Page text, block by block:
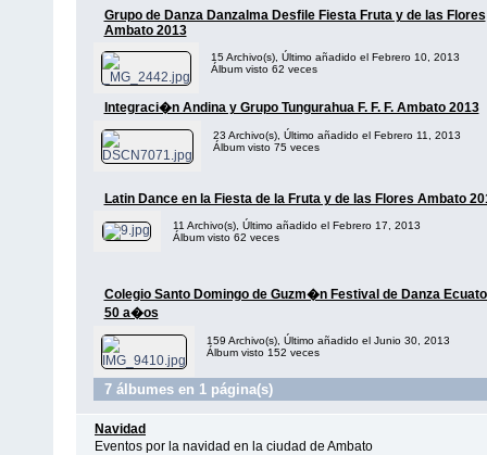
Grupo de Danza Danzalma Desfile Fiesta Fruta y de las Flores
Ambato 2013
15 Archivo(s), Último añadido el Febrero 10, 2013
Álbum visto 62 veces
Integraci�n Andina y Grupo Tungurahua F. F. F. Ambato 2013
23 Archivo(s), Último añadido el Febrero 11, 2013
Álbum visto 75 veces
Latin Dance en la Fiesta de la Fruta y de las Flores Ambato
11 Archivo(s), Último añadido el Febrero 17, 2013
Álbum visto 62 veces
Colegio Santo Domingo de Guzm�n Festival de Danza
50 a�os
159 Archivo(s), Último añadido el Junio 30, 2013
Álbum visto 152 veces
7 álbumes en 1 página(s)
Navidad
Eventos por la navidad en la ciudad de Ambato